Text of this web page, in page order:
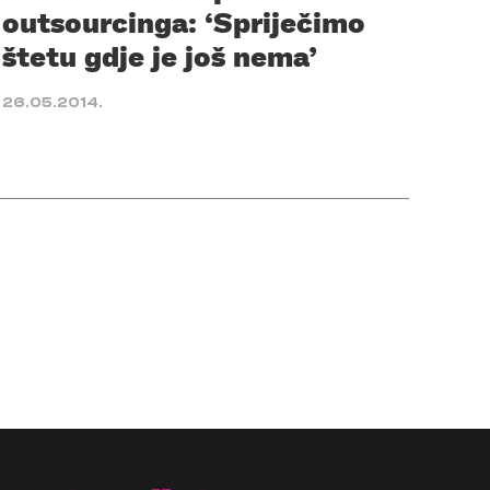
outsourcinga: ‘Spriječimo
štetu gdje je još nema’
26.05.2014.